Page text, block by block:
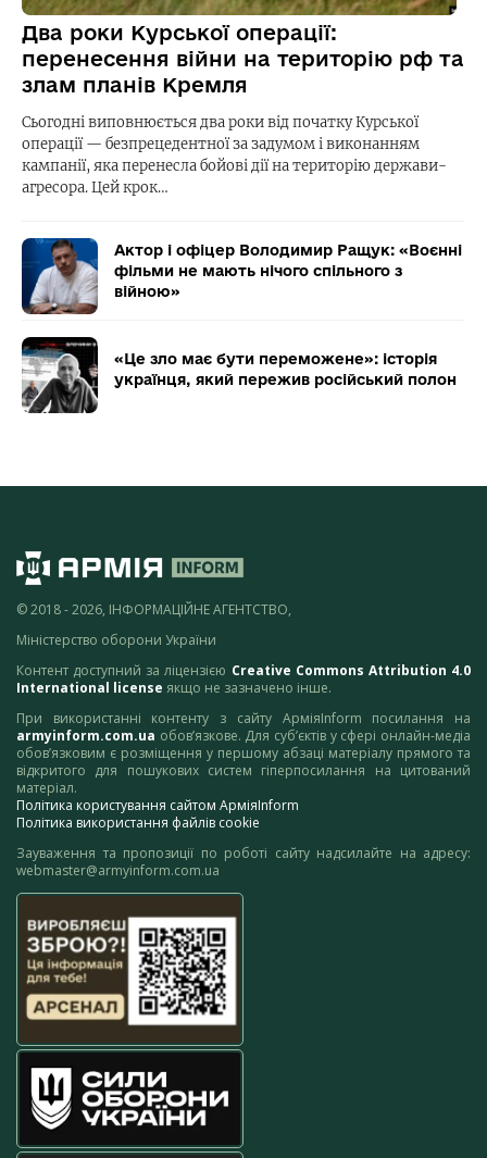
Два роки Курської операції:
перенесення війни на територію рф та
злам планів Кремля
Сьогодні виповнюється два роки від початку Курської
операції — безпрецедентної за задумом і виконанням
кампанії, яка перенесла бойові дії на територію держави-
агресора. Цей крок…
Актор і офіцер Володимир Ращук: «Воєнні
фільми не мають нічого спільного з
війною»
«Це зло має бути переможене»: історія
українця, який пережив російський полон
© 2018 - 2026, ІНФОРМАЦІЙНЕ АГЕНТСТВО,
Міністерство оборони України
Контент доступний за ліцензією Creative Commons Attribution 4.0
International license якщо не зазначено інше.
При використанні контенту з сайту АрміяInform посилання на
armyinform.com.ua обов’язкове. Для суб’єктів у сфері онлайн-медіа
обов’язковим є розміщення у першому абзаці матеріалу прямого та
відкритого для пошукових систем гіперпосилання на цитований
матеріал.
Політика користування сайтом АрміяInform
Політика використання файлів cookie
Зауваження та пропозиції по роботі сайту надсилайте на адресу:
webmaster@armyinform.com.ua